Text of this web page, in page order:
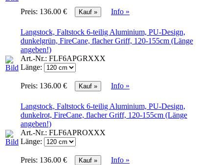
Preis: 136.00 € Info »
Langstock, Faltstock 6-teilig Aluminium, PU-Design,
dunkelgrün, FireCane, flacher Griff, 120-155cm (Länge
angeben!)
Art.-Nr.: FLF6APGRXXX
Länge:
Preis: 136.00 € Info »
Langstock, Faltstock 6-teilig Aluminium, PU-Design,
dunkelrot, FireCane, flacher Griff, 120-155cm (Länge
angeben!)
Art.-Nr.: FLF6APROXXX
Länge:
Preis: 136.00 € Info »